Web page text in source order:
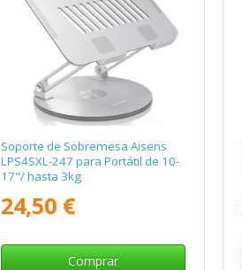
Soporte de Sobremesa Aisens
LPS4SXL-247 para Portátil de 10-
17"/ hasta 3kg
24,50 €
Comprar